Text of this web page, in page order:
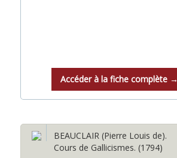
Accéder à la fiche complète →
BEAUCLAIR (Pierre Louis de).
Cours de Gallicismes. (1794)